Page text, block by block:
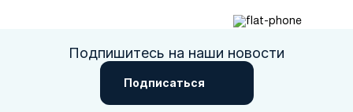
Подпишитесь на наши новости
Подписаться